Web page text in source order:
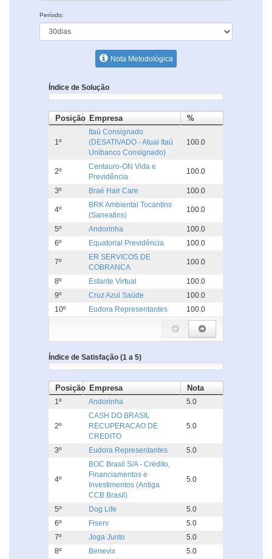
Período:
Nota Metodológica
Índice de Solução
Posição Empresa %
1º
Itaú Consignado
(DESATIVADO - Atual Itaú
Unibanco Consignado)
100.0
2º
Centauro-ON Vida e
Previdência
100.0
3º Braé Hair Care 100.0
4º
BRK Ambiental Tocantins
(Saneatins)
100.0
5º Andorinha
100.0
6º
Equatorial Previdência 100.0
7º
ER SERVICOS DE
COBRANCA
100.0
8º Estante Virtual
100.0
9º
Cruz Azul Saúde
100.0
10º
Eudora Representantes 100.0
Índice de Satisfação (1 a 5)
Posição Empresa Nota
1º Andorinha 5.0
2º
CASH DO BRASIL
RECUPERACAO DE
CREDITO
5.0
3º Eudora Representantes 5.0
4º
BOC Brasil S/A - Crédito,
Financiamentos e
Investimentos (Antiga
CCB Brasil)
5.0
5º Dog Life
5.0
6º
Fiserv
5.0
7º
Joga Junto
5.0
8º
Benevix
5.0